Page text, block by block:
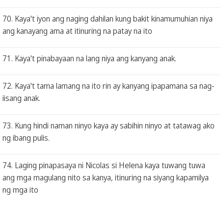
70. Kaya't iyon ang naging dahilan kung bakit kinamumuhian niya
ang kanayang ama at itinuring na patay na ito
71. Kaya't pinabayaan na lang niya ang kanyang anak.
72. Kaya't tama lamang na ito rin ay kanyang ipapamana sa nag-
iisang anak.
73. Kung hindi naman ninyo kaya ay sabihin ninyo at tatawag ako
ng ibang pulis.
74. Laging pinapasaya ni Nicolas si Helena kaya tuwang tuwa
ang mga magulang nito sa kanya, itinuring na siyang kapamilya
ng mga ito